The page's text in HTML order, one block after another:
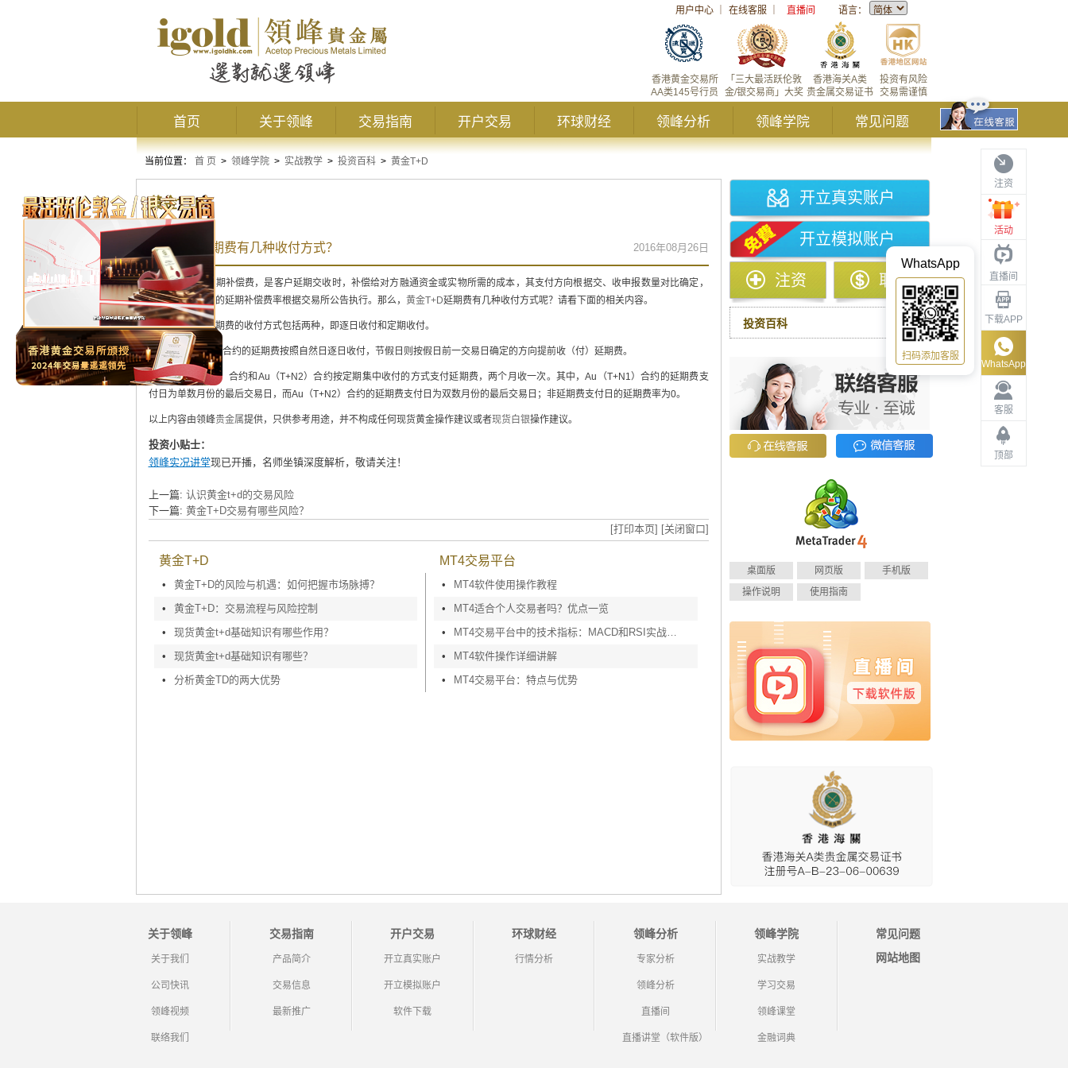
用户中心 在线客服 直播间 语言：
投资有风险
交易需谨慎
香港海关A类
贵金属交易证书
「三大最活跃伦敦
金/银交易商」大奖
香港黄金交易所
AA类145号行员
首页 关于领峰 交易指南 开户交易 环球财经 领峰分析 领峰学院 常见问题
注资
活动
直播间
下载APP
客服
顶部
WhatsApp
WhatsApp
扫码添加客服
当前位置： 首 页 > 领峰学院 > 实战教学 > 投资百科 > 黄金T+D
黄金T+D
黄金T+D延期费有几种收付方式？ 2016年08月26日
延期费，又名延期补偿费，是客户延期交收时，补偿给对方融通资金或实物所需的成本，其支付方向根据交、收申报数量对比确定，
各延期交收合约的延期补偿费率根据交易所公告执行。那么， 黄金T+D延期费有几种收付方式呢？请看下面的相关内容。
通常情况下，延期费的收付方式包括两种，即逐日收付和定期收付。
（1）Au（T+D）合约的延期费按照自然日逐日收付，节假日则按假日前一交易日确定的方向提前收（付）延期费。
（2）Au（T+N1）合约和Au（T+N2）合约按定期集中收付的方式支付延期费，两个月收一次。其中，Au（T+N1）合约的延期费支
付日为单数月份的最后交易日，而Au（T+N2）合约的延期费支付日为双数月份的最后交易日；非延期费支付日的延期费率为0。
以上内容由领峰贵金属提供，只供参考用途，并不构成任何现货黄金操作建议或者现货白银操作建议。
投资小贴士：
领峰实况讲堂现已开播，名师坐镇深度解析，敬请关注！
上一篇: 认识黄金t+d的交易风险
下一篇: 黄金T+D交易有哪些风险？
[打印本页] [关闭窗口]
黄金T+D
•
黄金T+D的风险与机遇：如何把握市场脉搏？
•
黄金T+D：交易流程与风险控制
•
现货黄金t+d基础知识有哪些作用？
•
现货黄金t+d基础知识有哪些？
•
分析黄金TD的两大优势
MT4交易平台
•
MT4软件使用操作教程
•
MT4适合个人交易者吗？优点一览
•
MT4交易平台中的技术指标：MACD和RSI实战应用
•
MT4软件操作详细讲解
•
MT4交易平台：特点与优势
开立真实账户
开立模拟账户
注资 取款
投资百科
桌面版 网页版
手机版
操作说明
使用指南
关于领峰
关于我们
公司快讯
领峰视频
联络我们
交易指南
产品简介
交易信息
最新推广
开户交易
开立真实账户
开立模拟账户
软件下载
环球财经
行情分析
领峰分析
专家分析
领峰分析
直播间
直播讲堂（软件版）
领峰学院
实战教学
学习交易
领峰课堂
金融词典
常见问题
网站地图